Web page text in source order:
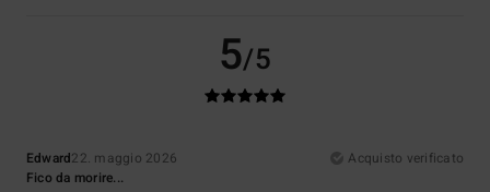
5/5
Edward22. maggio 2026
Acquisto verificato
Fico da morire...